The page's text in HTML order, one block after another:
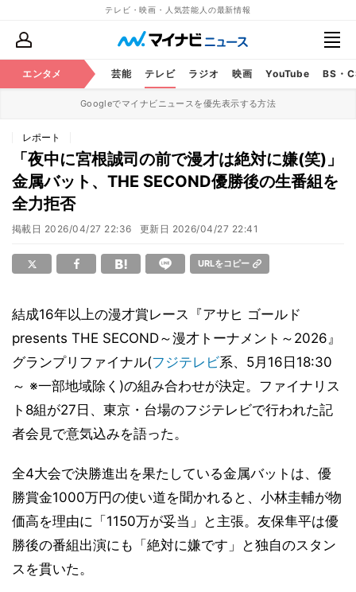
テレビ・映画・人気芸能人の最新情報
エンタメ 芸能 テレビ ラジオ 映画 YouTube BS・
Googleでマイナビニュースを優先表示する方法
レポート
「夜中に宮根誠司の前で漫才は絶対に嫌(笑)」
金属バット、THE SECOND優勝後の生番組を
全力拒否
掲載日 2026/04/27 22:36 更新日 2026/04/27 22:41
URLをコピー
結成16年以上の漫才賞レース『アサヒ ゴールド
presents THE SECOND～漫才トーナメント～2026』
グランプリファイナル(フジテレビ系、5月16日18:30
～ ※一部地域除く)の組み合わせが決定。ファイナリス
ト8組が27日、東京・台場のフジテレビで行われた記
者会見で意気込みを語った。
全4大会で決勝進出を果たしている金属バットは、優
勝賞金1000万円の使い道を聞かれると、小林圭輔が物
価高を理由に「1150万が妥当」と主張。友保隼平は優
勝後の番組出演にも「絶対に嫌です」と独自のスタン
スを貫いた。